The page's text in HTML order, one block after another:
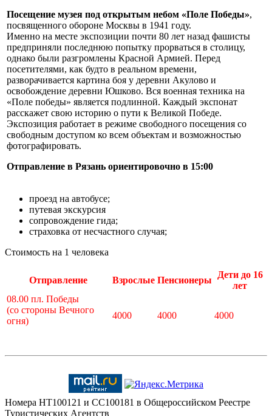
Посещение музея под открытым небом «Поле Победы»,
посвященного обороне Москвы в 1941 году.
Именно на месте экспозиции почти 80 лет назад фашисты
предприняли последнюю попытку прорваться в столицу,
однако были разгромлены Красной Армией. Перед
посетителями, как будто в реальном времени,
разворачивается картина боя у деревни Акулово и
освобождение деревни Юшково. Вся военная техника на
«Поле победы» является подлинной. Каждый экспонат
расскажет свою историю о пути к Великой Победе.
Экспозиция работает в режиме свободного посещения со
свободным доступом ко всем объектам и возможностью
фотографировать.
Отправление в Рязань ориентировочно в 15:00
проезд на автобусе;
путевая экскурсия
сопровождение гида;
страховка от несчастного случая;
Стоимость на 1 человека
Отправление Взрослые Пенсионеры
Дети до 16
лет
08.00 пл. Победы
(со стороны Вечного
огня)
4000 4000 4000
Номера HT100121 и CC100181 в Общероссийском Реестре
Туристических Агентств